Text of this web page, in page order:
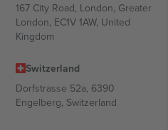
167 City Road, London, Greater
London, EC1V 1AW, United
Kingdom
Switzerland
Dorfstrasse 52a, 6390
Engelberg, Switzerland